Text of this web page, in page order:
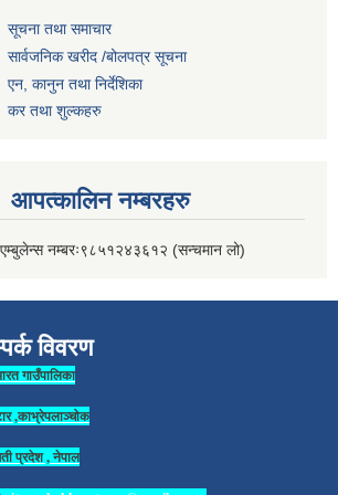
सूचना तथा समाचार
सार्वजनिक खरीद /बोलपत्र सूचना
एन, कानुन तथा निर्देशिका
कर तथा शुल्कहरु
आपत्कालिन नम्बरहरु
एम्बुलेन्स नम्बरः९८५१२४३६१२ (सन्चमान लो)
विवरण
गाउँपालिका
,काभ्रेपलाञ्चोक
प्रदेश , नेपाल